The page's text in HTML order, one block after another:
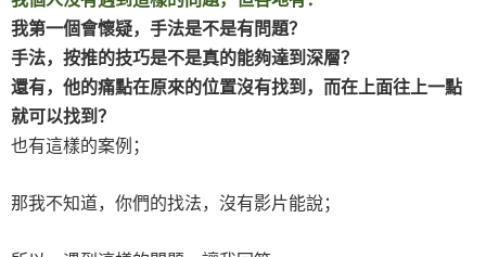
我第一個會懷疑，手法是不是有問題？
手法，按推的技巧是不是真的能夠達到深層？
還有，他的痛點在原來的位置沒有找到，而在上面往上一點
就可以找到？
也有這樣的案例；
那我不知道，你們的找法，沒有影片能說；